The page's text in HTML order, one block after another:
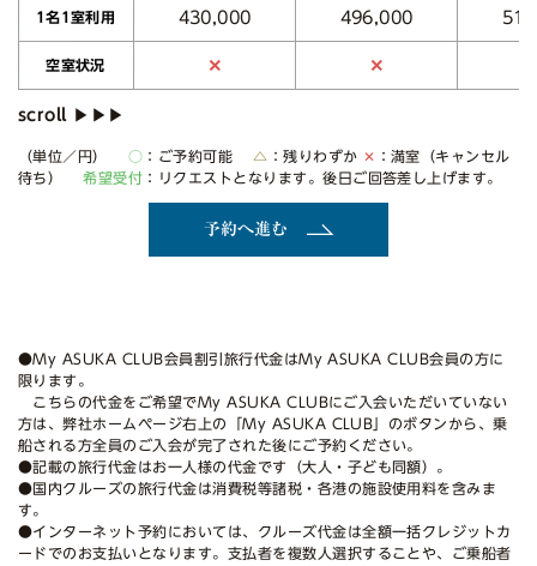
1名1室利用 430,000 496,000
空室状況 ✕ ✕
（単位／円） ○ ：ご予約可能 △ ：残りわずか ✕ ：満室（キャンセル
待ち）希望受付 ：リクエストとなります。後日ご回答差し上げます。
予約へ進む
●My ASUKA CLUB会員割引旅行代金はMy ASUKA CLUB会員の方に
限ります。
こちらの代金をご希望でMy ASUKA CLUBにご入会いただいていない
方は、弊社ホームページ右上の「My ASUKA CLUB」のボタンから、乗
船される方全員のご入会が完了された後にご予約ください。
●記載の旅行代金はお一人様の代金です（大人・子ども同額）。
●国内クルーズの旅行代金は消費税等諸税・各港の施設使用料を含みま
す。
●インターネット予約においては、クルーズ代金は全額一括クレジットカ
ードでのお支払いとなります。支払者を複数人選択することや、ご乗船者